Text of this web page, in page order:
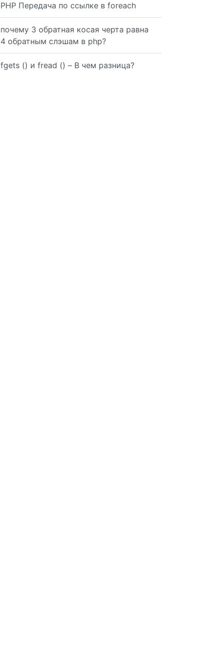
PHP Передача по ссылке в foreach
почему 3 обратная косая черта равна
4 обратным слэшам в php?
fgets () и fread () – В чем разница?